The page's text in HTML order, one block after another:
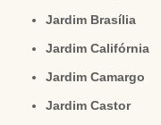
Jardim Brasília
Jardim Califórnia
Jardim Camargo
Jardim Castor